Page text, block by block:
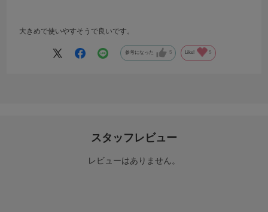
大きめで使いやすそうで良いです。
参考になった 5 Like! 5
スタッフレビュー
レビューはありません。